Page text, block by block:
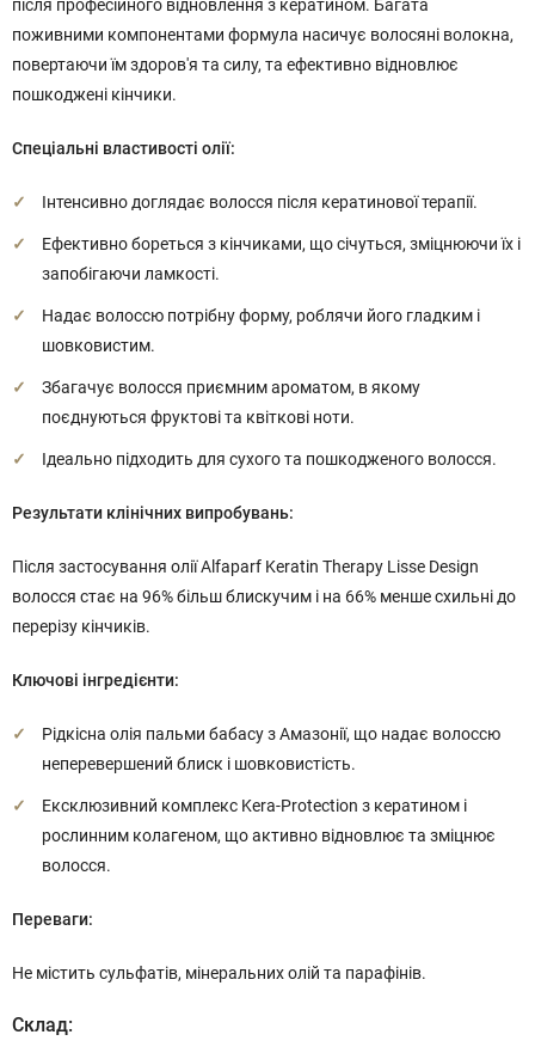
після професійного відновлення з кератином. Багата
поживними компонентами формула насичує волосяні волокна,
повертаючи їм здоров'я та силу, та ефективно відновлює
пошкоджені кінчики.
Спеціальні властивості олії:
Інтенсивно доглядає волосся після кератинової терапії.
Ефективно бореться з кінчиками, що січуться, зміцнюючи їх і
запобігаючи ламкості.
Надає волоссю потрібну форму, роблячи його гладким і
шовковистим.
Збагачує волосся приємним ароматом, в якому
поєднуються фруктові та квіткові ноти.
Ідеально підходить для сухого та пошкодженого волосся.
Результати клінічних випробувань:
Після застосування олії Alfaparf Keratin Therapy Lisse Design
волосся стає на 96% більш блискучим і на 66% менше схильні до
перерізу кінчиків.
Ключові інгредієнти:
Рідкісна олія пальми бабасу з Амазонії, що надає волоссю
неперевершений блиск і шовковистість.
Ексклюзивний комплекс Kera-Protection з кератином і
рослинним колагеном, що активно відновлює та зміцнює
волосся.
Переваги:
Не містить сульфатів, мінеральних олій та парафінів.
Склад: